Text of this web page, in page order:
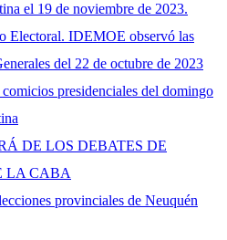
el 19 de noviembre de 2023.
Electoral. IDEMOE observó las
del 22 de octubre de 2023
presidenciales del domingo
DE LOS DEBATES DE
LA CABA
provinciales de Neuquén